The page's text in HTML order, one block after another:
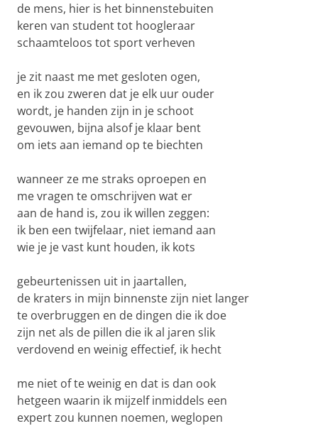
de mens, hier is het binnenstebuiten
keren van student tot hoogleraar
schaamteloos tot sport verheven
je zit naast me met gesloten ogen,
en ik zou zweren dat je elk uur ouder
wordt, je handen zijn in je schoot
gevouwen, bijna alsof je klaar bent
om iets aan iemand op te biechten
wanneer ze me straks oproepen en
me vragen te omschrijven wat er
aan de hand is, zou ik willen zeggen:
ik ben een twijfelaar, niet iemand aan
wie je je vast kunt houden, ik kots
gebeurtenissen uit in jaartallen,
de kraters in mijn binnenste zijn niet langer
te overbruggen en de dingen die ik doe
zijn net als de pillen die ik al jaren slik
verdovend en weinig effectief, ik hecht
me niet of te weinig en dat is dan ook
hetgeen waarin ik mijzelf inmiddels een
expert zou kunnen noemen, weglopen